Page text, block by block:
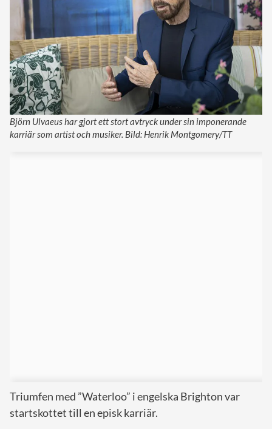
Björn Ulvaeus har gjort ett stort avtryck under sin imponerande
karriär som artist och musiker. Bild: Henrik Montgomery/TT
Triumfen med ”Waterloo” i engelska Brighton var
startskottet till en episk karriär.